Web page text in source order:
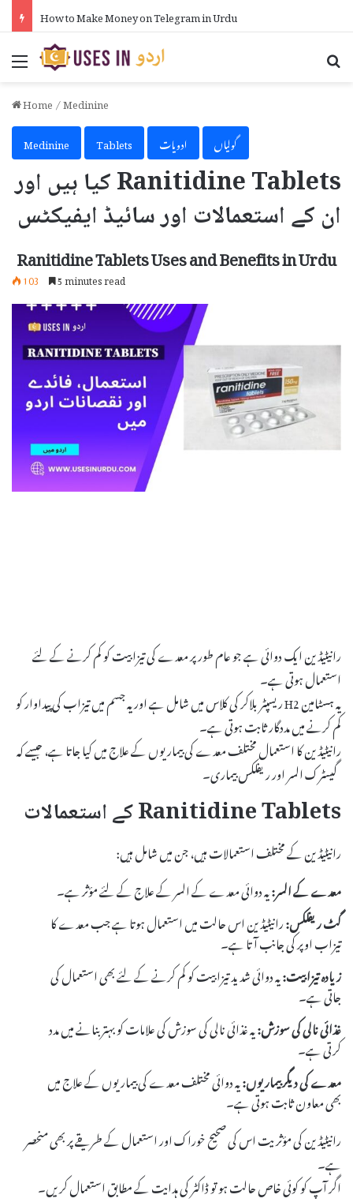
How to Make Money on Telegram in Urdu
Menu
Home/Medinine
Medinine
Tablets ادویات گولیاں
Ranitidine Tablets کیا ہیں اور
ان کے استعمالات اور سائیڈ ایفیکٹس
Ranitidine Tablets Uses and Benefits in Urdu
103 5 minutes read
رانیٹیڈین ایک دوائی ہے جو عام طور پر معدے کی تیزابیت کو کم کرنے کے لئے
استعمال ہوتی ہے۔
یہ ہسٹامین H2 ریسپٹر بلاکر کی کلاس میں شامل ہے اور یہ جسم میں تیزاب کی پیداوار کو
کم کرنے میں مددگار ثابت ہوتی ہے۔
رانیٹیڈین کا استعمال مختلف معدے کی بیماریوں کے علاج میں کیا جاتا ہے، جیسے کہ
گیسٹرک السر اور ریفلکس بیماری۔
Ranitidine Tablets کے استعمالات
رانیٹیڈین کے مختلف استعمالات ہیں، جن میں شامل ہیں:
معدے کے السر:یہ دوائی معدے کے السر کے علاج کے لئے مؤثر ہے۔
گٹ ریفلکس:رانیٹیڈین اس حالت میں استعمال ہوتا ہے جب معدے کا
تیزاب اوپر کی جانب آتا ہے۔
زیادہ تیزابیت:یہ دوائی شدید تیزابیت کو کم کرنے کے لئے بھی استعمال کی
جاتی ہے۔
غذائی نالی کی سوزش:یہ غذائی نالی کی سوزش کی علامات کو بہتر بنانے میں مدد
کرتی ہے۔
معدے کی دیگر بیماریوں:یہ دوائی مختلف معدے کی بیماریوں کے علاج میں
بھی معاون ثابت ہوتی ہے۔
رانیٹیڈین کی مؤثریت اس کی صحیح خوراک اور استعمال کے طریقے پر بھی منحصر
ہے۔
اگر آپ کو کوئی خاص حالت ہو تو ڈاکٹر کی ہدایت کے مطابق استعمال کریں۔